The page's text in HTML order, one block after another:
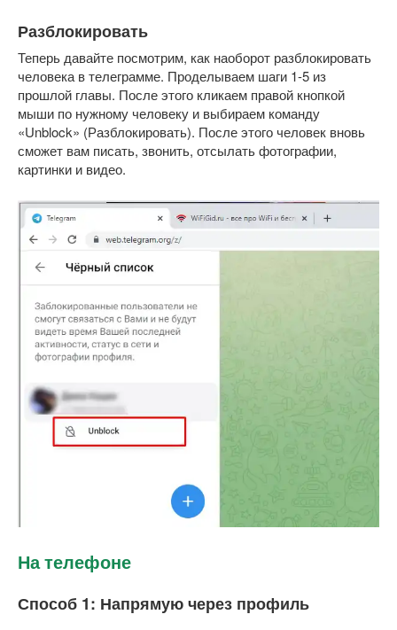
Разблокировать
Теперь давайте посмотрим, как наоборот разблокировать
человека в телеграмме. Проделываем шаги 1-5 из
прошлой главы. После этого кликаем правой кнопкой
мыши по нужному человеку и выбираем команду
«Unblock» (Разблокировать). После этого человек вновь
сможет вам писать, звонить, отсылать фотографии,
картинки и видео.
На телефоне
Способ 1: Напрямую через профиль